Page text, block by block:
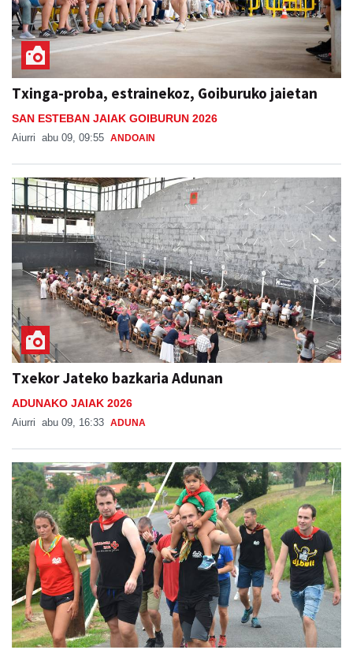
Txinga-proba, estrainekoz, Goiburuko jaietan
SAN ESTEBAN JAIAK GOIBURUN 2026
Aiurri abu 09, 09:55 ANDOAIN
Txekor Jateko bazkaria Adunan
ADUNAKO JAIAK 2026
Aiurri abu 09, 16:33 ADUNA